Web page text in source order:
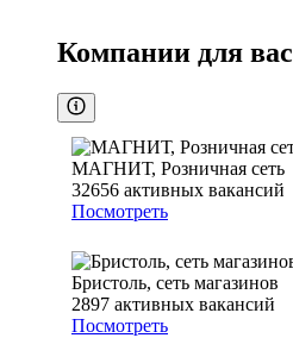
Компании для вас
МАГНИТ, Розничная сеть
32656 активных вакансий
Посмотреть
Бристоль, сеть магазинов
2897 активных вакансий
Посмотреть